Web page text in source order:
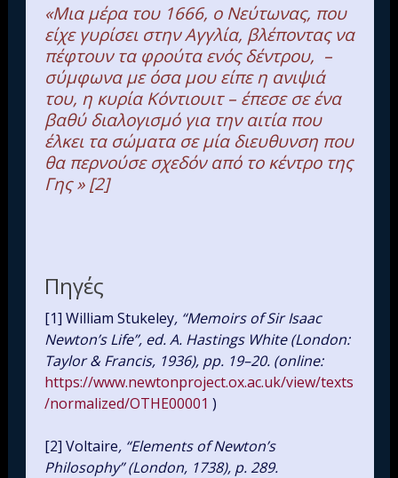
«Μια μέρα του 1666, ο Νεύτωνας, που
είχε γυρίσει στην Αγγλία, βλέποντας να
πέφτουν τα φρούτα ενός δέντρου, –
σύμφωνα με όσα μου είπε η ανιψιά
του, η κυρία Κόντιουιτ – έπεσε σε ένα
βαθύ διαλογισμό για την αιτία που
έλκει τα σώματα σε μία διευθυνση που
θα περνούσε σχεδόν από το κέντρο της
Γης » [2]
Πηγές
[1] William Stukeley, “Memoirs of Sir Isaac
Newton’s Life”, ed. A. Hastings White (London:
Taylor & Francis, 1936), pp. 19–20. (online:
https://www.newtonproject.ox.ac.uk/view/texts
/normalized/OTHE00001 )
[2] Voltaire, “Elements of Newton’s
Philosophy” (London, 1738), p. 289.